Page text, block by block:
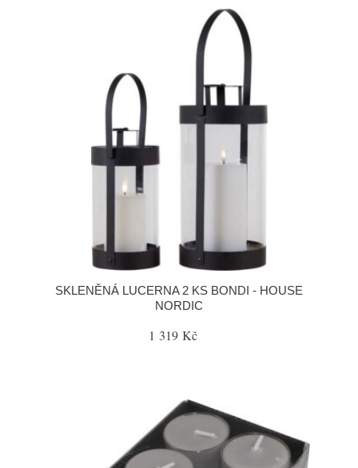
SKLENĚNÁ LUCERNA 2 KS BONDI - HOUSE
NORDIC
1 319 Kč